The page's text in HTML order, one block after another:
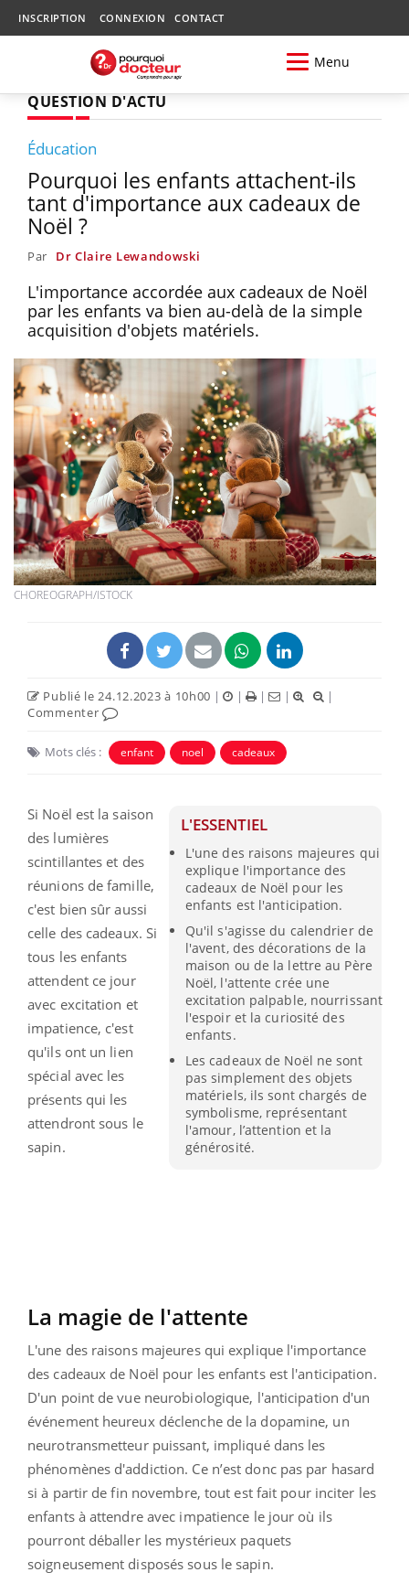
INSCRIPTION CONNEXION CONTACT
Menu
QUESTION D'ACTU
Éducation
Pourquoi les enfants attachent-ils
tant d'importance aux cadeaux de
Noël ?
Par Dr Claire Lewandowski
L'importance accordée aux cadeaux de Noël
par les enfants va bien au-delà de la simple
acquisition d'objets matériels.
CHOREOGRAPH/ISTOCK
Publié le 24.12.2023 à 10h00 | | | |
|
Commenter
Mots clés : enfant noel cadeaux
L'ESSENTIEL
L'une des raisons majeures qui
explique l'importance des
cadeaux de Noël pour les
enfants est l'anticipation.
Qu'il s'agisse du calendrier de
l'avent, des décorations de la
maison ou de la lettre au Père
Noël, l'attente crée une
excitation palpable, nourrissant
l'espoir et la curiosité des
enfants.
Les cadeaux de Noël ne sont
pas simplement des objets
matériels, ils sont chargés de
symbolisme, représentant
l'amour, l’attention et la
générosité.
Si Noël est la saison
des lumières
scintillantes et des
réunions de famille,
c'est bien sûr aussi
celle des cadeaux. Si
tous les enfants
attendent ce jour
avec excitation et
impatience, c'est
qu'ils ont un lien
spécial avec les
présents qui les
attendront sous le
sapin.
La magie de l'attente
L'une des raisons majeures qui explique l'importance
des cadeaux de Noël pour les enfants est l'anticipation.
D'un point de vue neurobiologique, l'anticipation d'un
événement heureux déclenche de la dopamine, un
neurotransmetteur puissant, impliqué dans les
phénomènes d'addiction. Ce n’est donc pas par hasard
si à partir de fin novembre, tout est fait pour inciter les
enfants à attendre avec impatience le jour où ils
pourront déballer les mystérieux paquets
soigneusement disposés sous le sapin.